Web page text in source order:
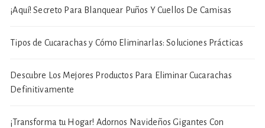
¡Aquí! Secreto Para Blanquear Puños Y Cuellos De Camisas
Tipos de Cucarachas y Cómo Eliminarlas: Soluciones Prácticas
Descubre Los Mejores Productos Para Eliminar Cucarachas
Definitivamente
¡Transforma tu Hogar! Adornos Navideños Gigantes Con